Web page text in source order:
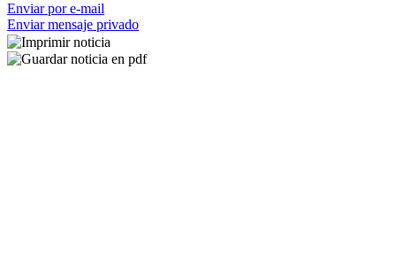
Enviar por e-mail
Enviar mensaje privado